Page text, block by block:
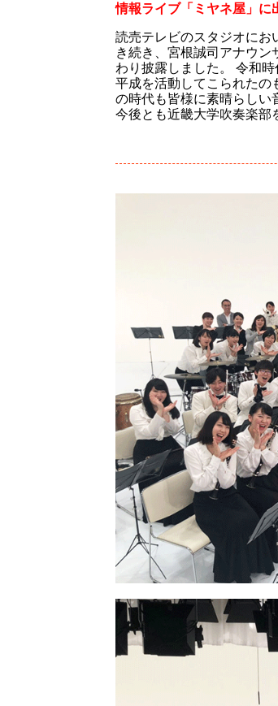
情報ライブ「ミヤネ屋」に
読売テレビのスタジオにお
き続き、宮根誠司アナウ
わり披露しました。 令和
平成を活動してこられたの
の時代も皆様に素晴らしい
今後とも近畿大学吹奏楽部